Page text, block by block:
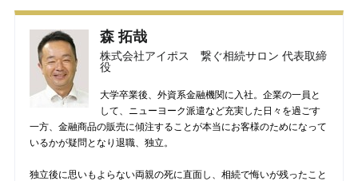
森 拓哉
株式会社アイポス 繋ぐ相続サロン 代表取締
役
大学卒業後、外資系金融機関に入社。企業の一員と
して、ニューヨーク派遣など充実した日々を過ごす
一方、金融商品の販売に傾注することが本当にお客様のためになって
いるかが疑問となり退職、独立。
独立後に思いもよらない両親の死に直面し、相続で悔いが残ったこと